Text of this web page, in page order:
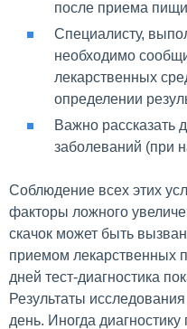
после приема
Специалисту,
необходимо
лекарственных
определении
Важно рассказать
заболеваний (при
Соблюдение всех этих
факторы ложного
скачок может быть
приемом лекарственных
дней тест-диагностика
Результаты
день. Иногда